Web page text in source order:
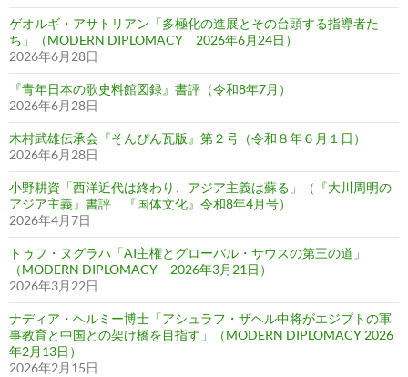
ゲオルギ・アサトリアン「多極化の進展とその台頭する指導者た
ち」（MODERN DIPLOMACY 2026年6月24日）
2026年6月28日
『青年日本の歌史料館図録』書評（令和8年7月）
2026年6月28日
木村武雄伝承会『そんぴん瓦版』第２号（令和８年６月１日）
2026年6月28日
小野耕資「西洋近代は終わり、アジア主義は蘇る」（『大川周明の
アジア主義』書評 『国体文化』令和8年4月号）
2026年4月7日
トゥフ・ヌグラハ「AI主権とグローバル・サウスの第三の道」
（MODERN DIPLOMACY 2026年3月21日）
2026年3月22日
ナディア・ヘルミー博士「アシュラフ・ザヘル中将がエジプトの軍
事教育と中国との架け橋を目指す」（MODERN DIPLOMACY 2026
年2月13日）
2026年2月15日